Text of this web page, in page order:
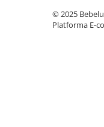
© 2025
Platforma E-